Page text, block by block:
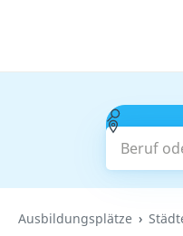
Beruf
Ausbildungsplätze